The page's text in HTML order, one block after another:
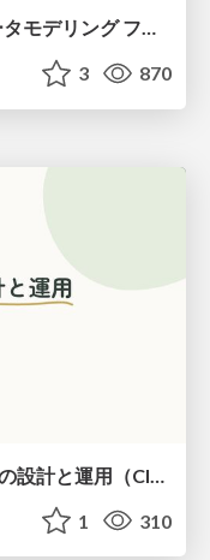
ビジネスプロセスから始めるデータモデリング ファクトとディメンションの前に考えること
3 870
1 310